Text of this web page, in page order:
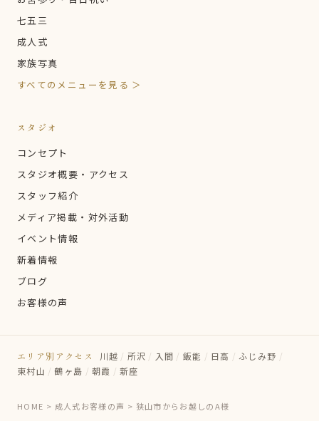
七五三
成人式
家族写真
すべてのメニューを見る ＞
スタジオ
コンセプト
スタジオ概要・アクセス
スタッフ紹介
メディア掲載・対外活動
イベント情報
新着情報
ブログ
お客様の声
エリア別アクセス 川越 / 所沢 / 入間 / 飯能 / 日高 / ふじみ野 /
東村山 / 鶴ヶ島 / 朝霞 / 新座
HOME > 成人式お客様の声 > 狭山市からお越しのA様